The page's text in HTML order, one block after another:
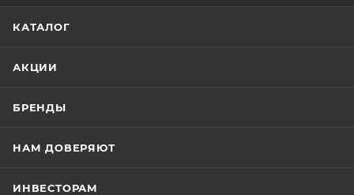
КАТАЛОГ
АКЦИИ
БРЕНДЫ
НАМ ДОВЕРЯЮТ
ИНВЕСТОРАМ